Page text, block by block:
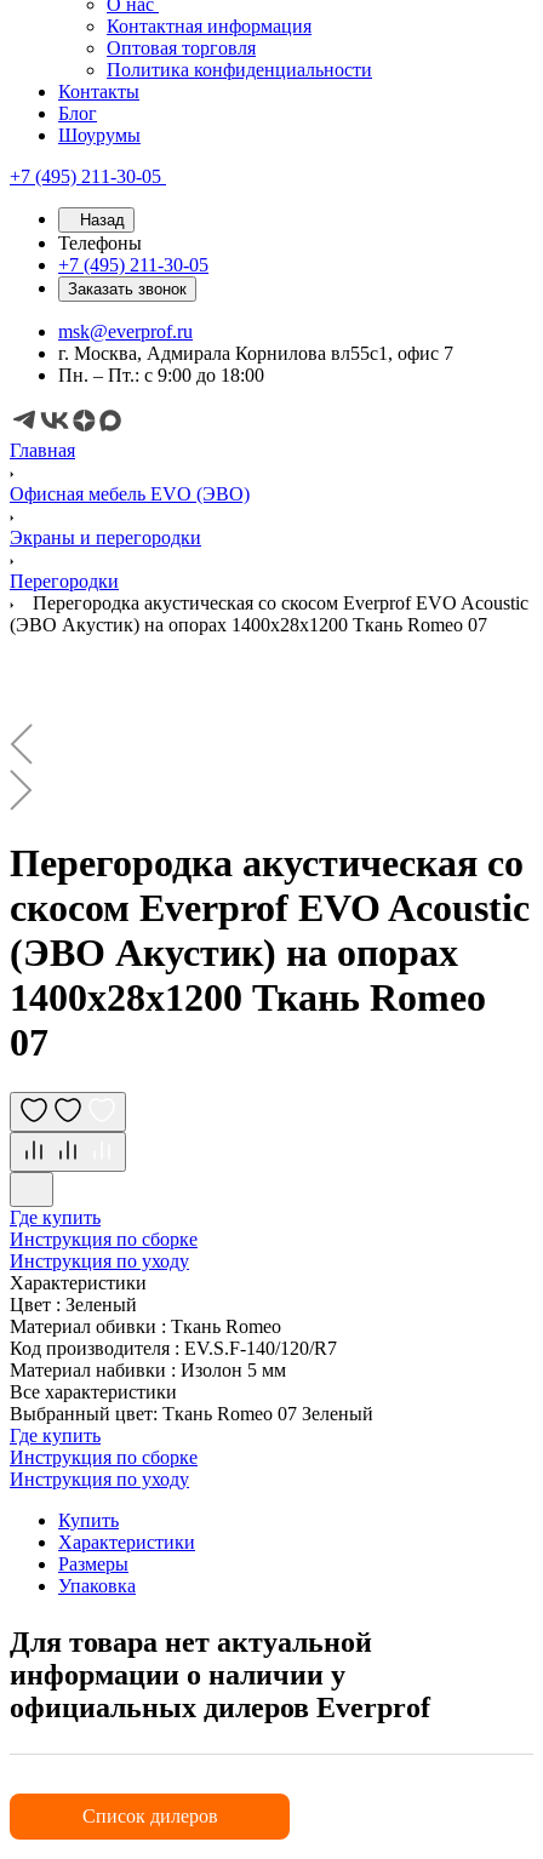
О нас
Контактная информация
Оптовая торговля
Политика конфиденциальности
Контакты
Блог
Шоурумы
+7 (495) 211-30-05
Назад
Телефоны
+7 (495) 211-30-05
Заказать звонок
msk@everprof.ru
г. Москва, Адмирала Корнилова вл55с1, офис 7
Пн. – Пт.: с 9:00 до 18:00
Главная
Офисная мебель EVO (ЭВО)
Экраны и перегородки
Перегородки
Перегородка акустическая со скосом Everprof EVO Acoustic
(ЭВО Акустик) на опорах 1400х28х1200 Ткань Romeo 07
Перегородка акустическая со
скосом Everprof EVO Acoustic
(ЭВО Акустик) на опорах
1400х28х1200 Ткань Romeo
07
Где купить
Инструкция по сборке
Инструкция по уходу
Характеристики
Цвет : Зеленый
Материал обивки : Ткань Romeo
Код производителя : EV.S.F-140/120/R7
Материал набивки : Изолон 5 мм
Все характеристики
Выбранный цвет: Ткань Romeo 07 Зеленый
Где купить
Инструкция по сборке
Инструкция по уходу
Купить
Характеристики
Размеры
Упаковка
Для товара нет актуальной
информации о наличии у
официальных дилеров Everprof
Список дилеров